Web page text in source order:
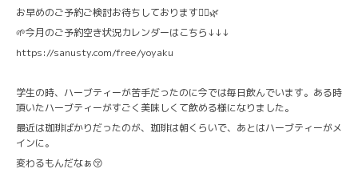
お早めのご予約ご検討お待ちしております🙇‍♀️🌿
🌱今月のご予約空き状況カレンダーはこちら↓↓↓
https://sanusty.com/free/yoyaku
学生の時、ハーブティーが苦手だったのに今では毎日飲んでいます。ある時
頂いたハーブティーがすごく美味しくて飲める様になりました。
最近は珈琲ばかりだったのが、珈琲は朝くらいで、あとはハーブティーがメ
インに。
変わるもんだなぁ😚